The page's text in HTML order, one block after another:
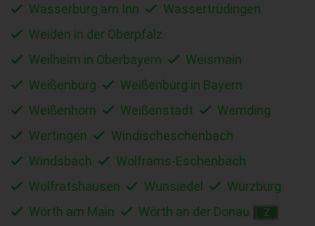
Wasserburg am Inn
Wassertrüdingen
Weiden in der Oberpfalz
Weilheim in Oberbayern
Weismain
Weißenburg
Weißenburg in Bayern
Weißenhorn
Weißenstadt
Wemding
Wertingen
Windischeschenbach
Windsbach
Wolframs-Eschenbach
Wolfratshausen
Wunsiedel
Würzburg
Wörth am Main
Wörth an der Donau Z